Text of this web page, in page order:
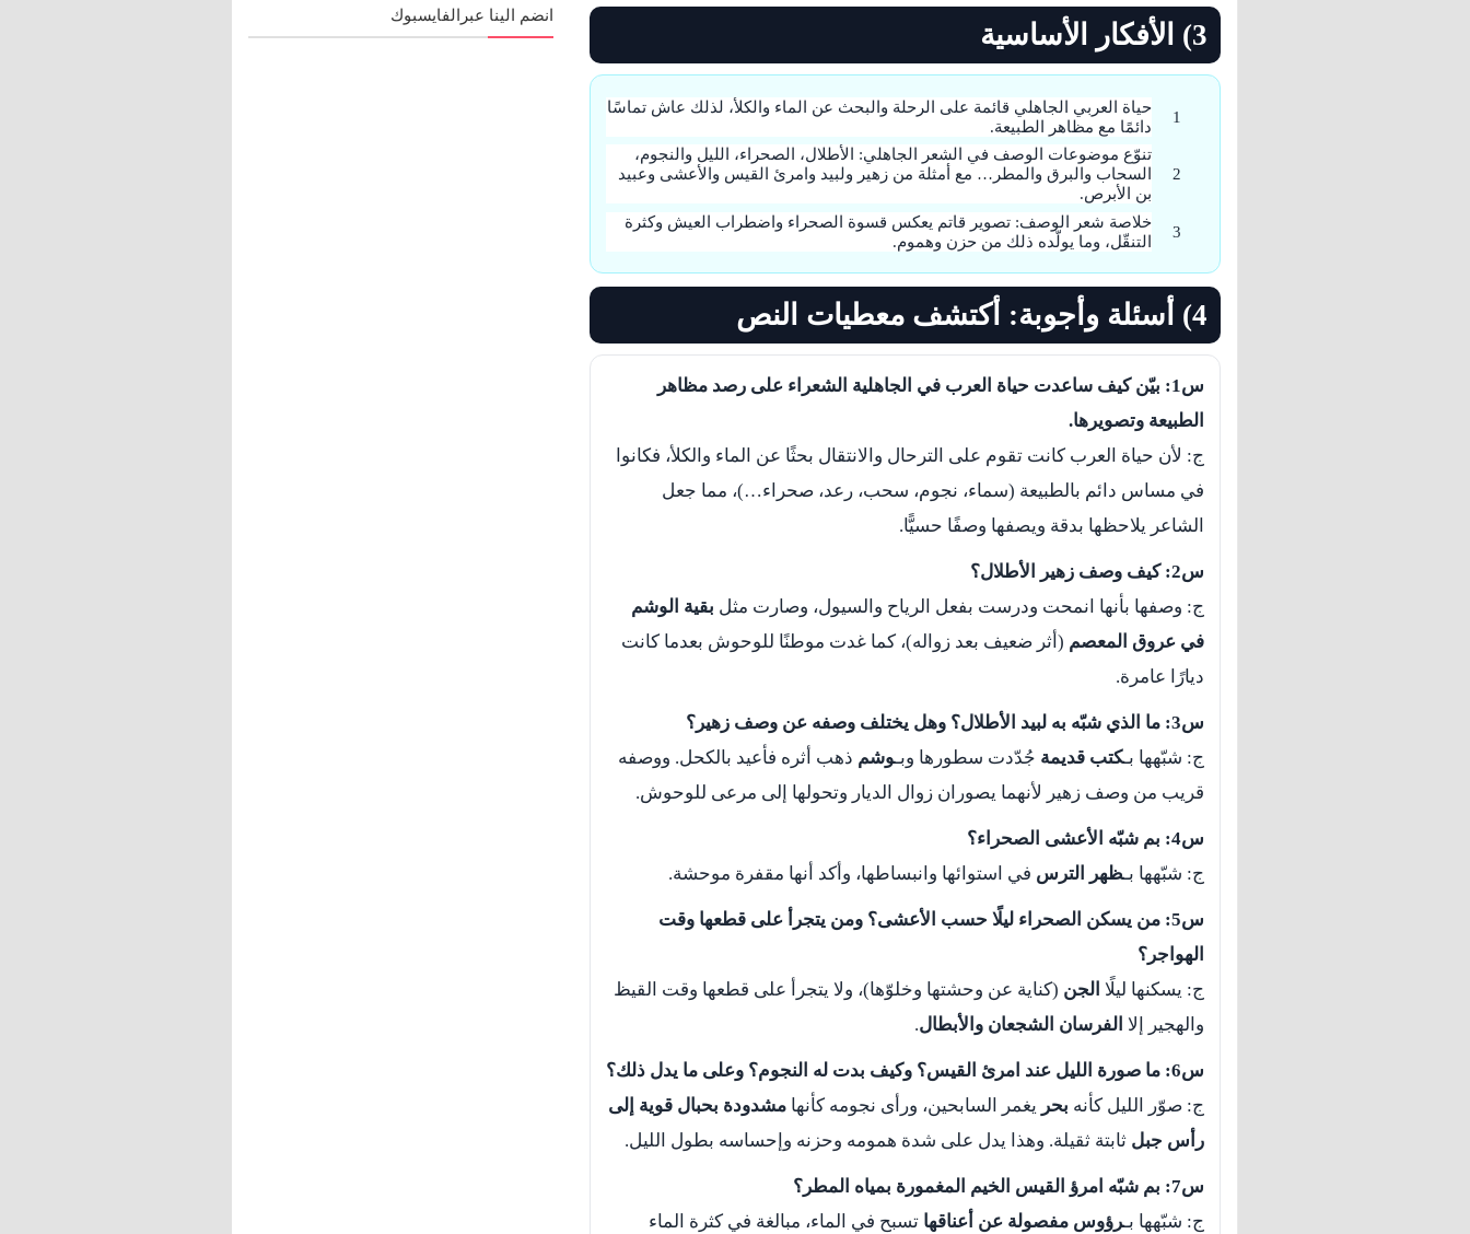
3) الأفكار الأساسية
حياة العربي الجاهلي قائمة على الرحلة والبحث عن الماء والكلأ، لذلك عاش تماسًا
دائمًا مع مظاهر الطبيعة.
تنوّع موضوعات الوصف في الشعر الجاهلي: الأطلال، الصحراء، الليل والنجوم،
السحاب والبرق والمطر… مع أمثلة من زهير ولبيد وامرئ القيس والأعشى وعبيد
بن الأبرص.
خلاصة شعر الوصف: تصوير قاتم يعكس قسوة الصحراء واضطراب العيش وكثرة
التنقّل، وما يولّده ذلك من حزن وهموم.
4) أسئلة وأجوبة: أكتشف معطيات النص
س1: بيّن كيف ساعدت حياة العرب في الجاهلية الشعراء على رصد مظاهر
الطبيعة وتصويرها.
ج: لأن حياة العرب كانت تقوم على الترحال والانتقال بحثًا عن الماء والكلأ، فكانوا
في مساس دائم بالطبيعة (سماء، نجوم، سحب، رعد، صحراء…)، مما جعل
الشاعر يلاحظها بدقة ويصفها وصفًا حسيًّا.
س2: كيف وصف زهير الأطلال؟
ج: وصفها بأنها انمحت ودرست بفعل الرياح والسيول، وصارت مثل بقية الوشم
في عروق المعصم (أثر ضعيف بعد زواله)، كما غدت موطنًا للوحوش بعدما كانت
ديارًا عامرة.
س3: ما الذي شبّه به لبيد الأطلال؟ وهل يختلف وصفه عن وصف زهير؟
ج: شبّهها بـكتب قديمة جُدّدت سطورها وبـوشم ذهب أثره فأعيد بالكحل. ووصفه
قريب من وصف زهير لأنهما يصوران زوال الديار وتحولها إلى مرعى للوحوش.
س4: بم شبّه الأعشى الصحراء؟
ج: شبّهها بـظهر الترس في استوائها وانبساطها، وأكد أنها مقفرة موحشة.
س5: من يسكن الصحراء ليلًا حسب الأعشى؟ ومن يتجرأ على قطعها وقت
الهواجر؟
ج: يسكنها ليلًا الجن (كناية عن وحشتها وخلوّها)، ولا يتجرأ على قطعها وقت القيظ
والهجير إلا الفرسان الشجعان والأبطال.
س6: ما صورة الليل عند امرئ القيس؟ وكيف بدت له النجوم؟ وعلى ما يدل ذلك؟
ج: صوّر الليل كأنه بحر يغمر السابحين، ورأى نجومه كأنها مشدودة بحبال قوية إلى
رأس جبل ثابتة ثقيلة. وهذا يدل على شدة همومه وحزنه وإحساسه بطول الليل.
س7: بم شبّه امرؤ القيس الخيم المغمورة بمياه المطر؟
ج: شبّهها بـرؤوس مفصولة عن أعناقها تسبح في الماء، مبالغة في كثرة الماء
انضم الينا عبرالفايسبوك